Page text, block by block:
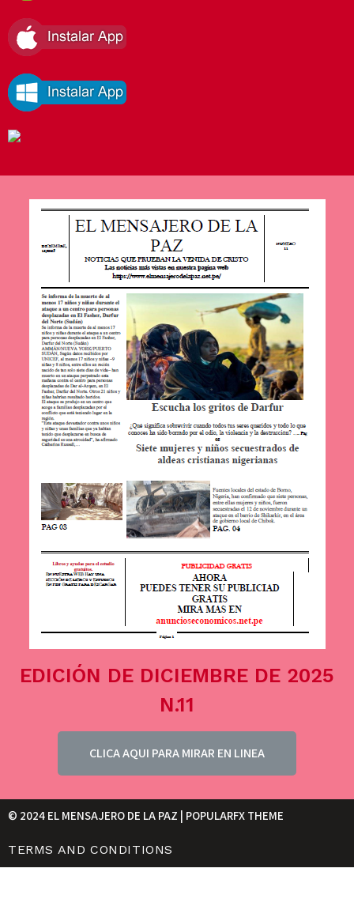
EDICIÓN DE DICIEMBRE DE 2025
N.11
CLICA AQUI PARA MIRAR EN LINEA
© 2024 EL MENSAJERO DE LA PAZ | POPULARFX THEME
TERMS AND CONDITIONS